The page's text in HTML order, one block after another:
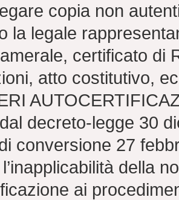
copia non
la legale
certificato di
atto costitutivo,
decreto-legge 30
conversione 27
della
ai